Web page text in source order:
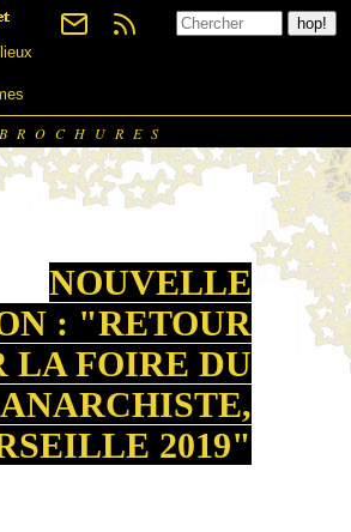
BROCHURES
NOUVELLE
: "RETOUR
LA FOIRE DU
2019"